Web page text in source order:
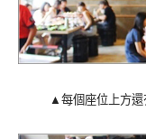
▲每個座位上方還